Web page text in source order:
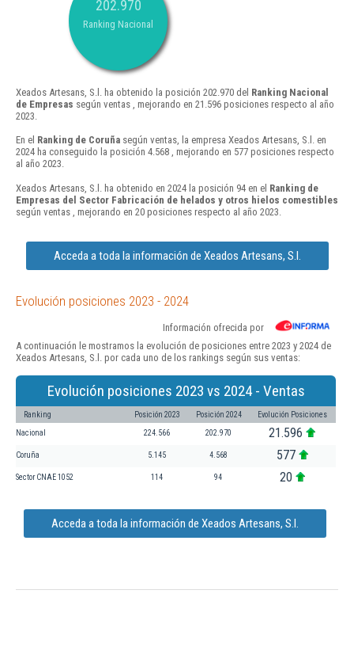
202.970
Ranking Nacional
Xeados Artesans, S.l. ha obtenido la posición 202.970 del Ranking Nacional
de Empresas según ventas , mejorando en 21.596 posiciones respecto al año
2023.
En el Ranking de Coruña según ventas, la empresa Xeados Artesans, S.l. en
2024 ha conseguido la posición 4.568 , mejorando en 577 posiciones respecto
al año 2023.
Xeados Artesans, S.l. ha obtenido en 2024 la posición 94 en el Ranking de
Empresas del Sector Fabricación de helados y otros hielos comestibles
según ventas , mejorando en 20 posiciones respecto al año 2023.
Acceda a toda la información de Xeados Artesans, S.l.
Evolución posiciones 2023 - 2024
Información ofrecida por
A continuación le mostramos la evolución de posiciones entre 2023 y 2024 de
Xeados Artesans, S.l. por cada uno de los rankings según sus ventas:
Evolución posiciones 2023 vs 2024 - Ventas
Ranking Posición 2023 Posición 2024 Evolución Posiciones
Nacional 224.566 202.970 21.596
Coruña 5.145 4.568 577
Sector CNAE 1052 114 94 20
Acceda a toda la información de Xeados Artesans, S.l.